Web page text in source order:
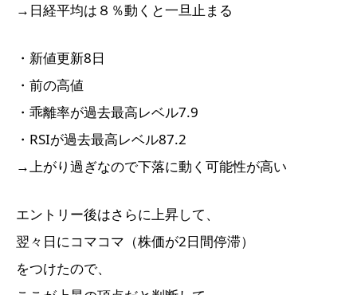
→日経平均は８％動くと一旦止まる
・新値更新8日
・前の高値
・乖離率が過去最高レベル7.9
・RSIが過去最高レベル87.2
→上がり過ぎなので下落に動く可能性が高い
エントリー後はさらに上昇して、
翌々日にコマコマ（株価が2日間停滞）
をつけたので、